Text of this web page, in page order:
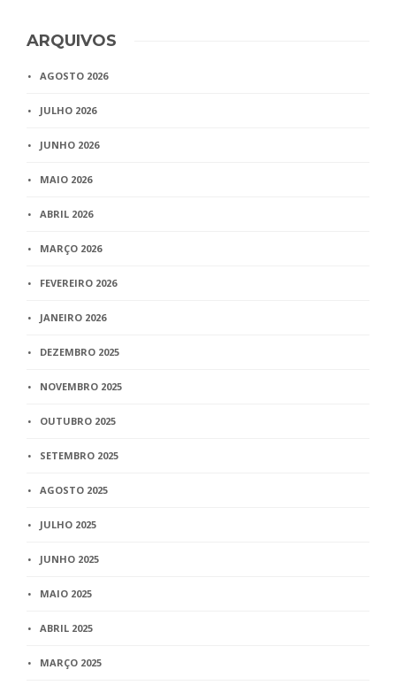
ARQUIVOS
AGOSTO 2026
JULHO 2026
JUNHO 2026
MAIO 2026
ABRIL 2026
MARÇO 2026
FEVEREIRO 2026
JANEIRO 2026
DEZEMBRO 2025
NOVEMBRO 2025
OUTUBRO 2025
SETEMBRO 2025
AGOSTO 2025
JULHO 2025
JUNHO 2025
MAIO 2025
ABRIL 2025
MARÇO 2025